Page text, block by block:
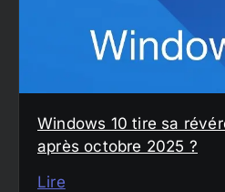
Windows 10 tire sa
après octobre 2025 ?
Lire